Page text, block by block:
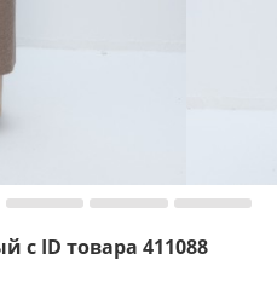
с ID товара 411088